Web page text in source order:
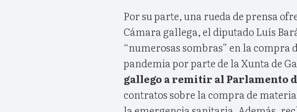
Por su parte, una rueda de prensa
Cámara gallega, el diputado Luís
“numerosas sombras” en la compra
pandemia por parte de la Xunta de
gallego a remitir al Parlamento
contratos sobre la compra de